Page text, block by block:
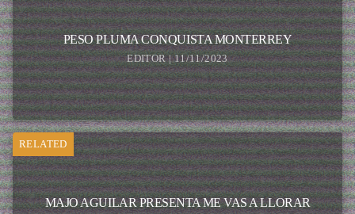
PESO PLUMA CONQUISTA MONTERREY
EDITOR | 11/11/2023
RELATED
MAJO AGUILAR PRESENTA ME VAS A LLORAR